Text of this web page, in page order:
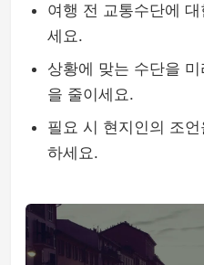
여행 전 교통수단에
세요.
상황에 맞는 수단을
을 줄이세요.
필요 시 현지인의 조
하세요.